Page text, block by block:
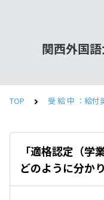
関西外国
TOP 受 給 中 ：給付
「適格認定（学
どのように分か